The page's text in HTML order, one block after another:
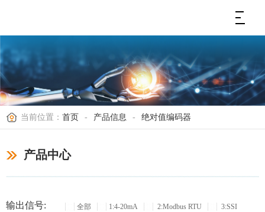
当前位置： 首页 - 产品信息 - 绝对值编码器
产品中心
输出信号: 全部 1:4-20mA 2:Modbus RTU
3:SSI